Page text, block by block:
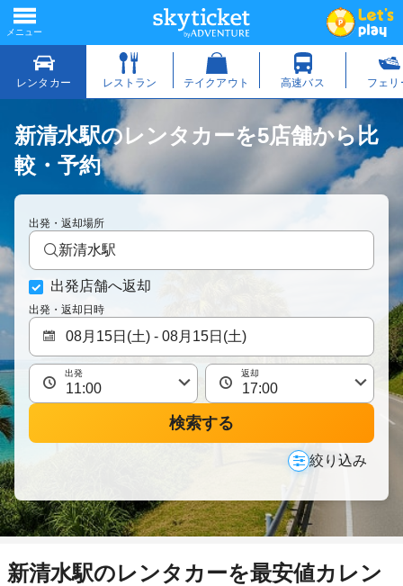
新清水駅のレンタカーを5店舗から比
較・予約
出発・返却場所
新清水駅
出発店舗へ返却
出発・返却日時
出発 返却
検索する
絞り込み
新清水駅のレンタカーを最安値カレン